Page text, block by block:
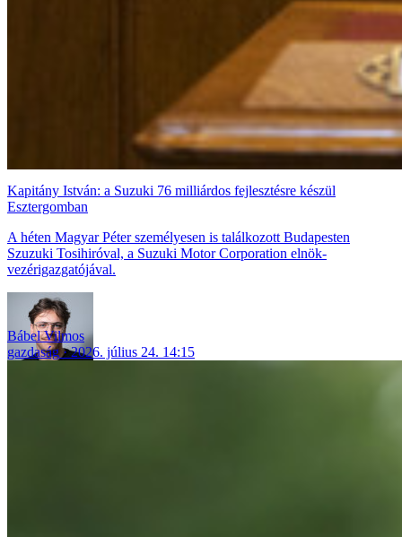
Kapitány István: a Suzuki 76 milliárdos fejlesztésre készül
Esztergomban
A héten Magyar Péter személyesen is találkozott Budapesten
Szuzuki Tosihiróval, a Suzuki Motor Corporation elnök-
vezérigazgatójával.
Bábel Vilmos
gazdaság
2026. július 24. 14:15